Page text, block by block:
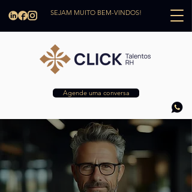
SEJAM MUITO BEM-VINDOS!
Agende uma conversa